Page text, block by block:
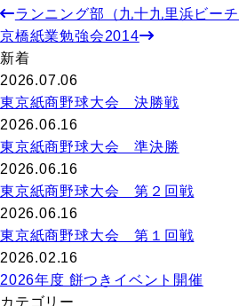
ランニング部（九十九里浜ビーチ
京橋紙業勉強会2014
新着
2026.07.06
東京紙商野球大会 決勝戦
2026.06.16
東京紙商野球大会 準決勝
2026.06.16
東京紙商野球大会 第２回戦
2026.06.16
東京紙商野球大会 第１回戦
2026.02.16
2026年度 餅つきイベント開催
カテゴリー